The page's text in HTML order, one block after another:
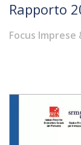
Rapporto
Focus